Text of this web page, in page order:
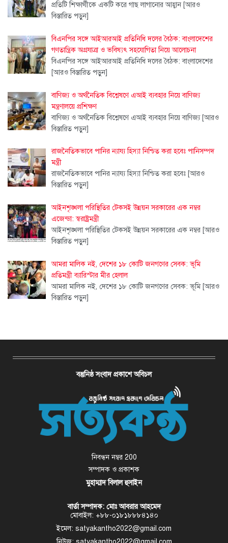
প্রতিটি শিক্ষার্থীকে একটি করে গাছ লাগানোর আহ্বান [আরও
বিস্তারিত পড়ুন]
বিএনপির সঙ্গে আইআরআই প্রতিনিধি দলের বৈঠক: বাংলাদেশের
গণতান্ত্রিক অগ্রযাত্রা ও ভবিষ্যৎ সহযোগিতা নিয়ে আলোচনা
বিএনপির সঙ্গে আইআরআই প্রতিনিধি দলের বৈঠক: বাংলাদেশের
[আরও বিস্তারিত পড়ুন]
বাণিজ্য ও অর্থনৈতিক বিশ্লেষণে এআই ব্যবহার নিয়ে বাণিজ্য
মন্ত্রণালয়ে প্রশিক্ষণ
বাণিজ্য ও অর্থনৈতিক বিশ্লেষণে এআই ব্যবহার নিয়ে বাণিজ্য [আরও
বিস্তারিত পড়ুন]
‎রাজনৈতিকভাবে পানির ন্যায্য হিস্যা নিশ্চিত করা হবেঃ পানিসম্পদ
মন্ত্রী ‎
‎রাজনৈতিকভাবে পানির ন্যায্য হিস্যা নিশ্চিত করা হবেঃ [আরও
বিস্তারিত পড়ুন]
আইনশৃঙ্খলা পরিস্থিতির টেকসই উন্নয়ন সরকারের এক নম্বর
এজেন্ডা: স্বরাষ্ট্রমন্ত্রী
আইনশৃঙ্খলা পরিস্থিতির টেকসই উন্নয়ন সরকারের এক নম্বর [আরও
বিস্তারিত পড়ুন]
আমরা মালিক নই, দেশের ১৮ কোটি জনগণের সেবক: ভূমি
প্রতিমন্ত্রী ব্যারিস্টার মীর হেলাল
আমরা মালিক নই, দেশের ১৮ কোটি জনগণের সেবক: ভূমি [আরও
বিস্তারিত পড়ুন]
বস্তুনিষ্ঠ সংবাদ প্রকাশে অবিচল
নিবন্ধন নম্বর 200
সম্পাদক ও প্রকাশক
মুহাম্মাদ বিলাল হুসাইন
বার্তা সম্পাদক: মোঃ আবরার আহমেদ
মোবাইল: +৮৮-০১৮১৮৮৮৪১৪০
ইমেল: satyakantho2022@gmail.com